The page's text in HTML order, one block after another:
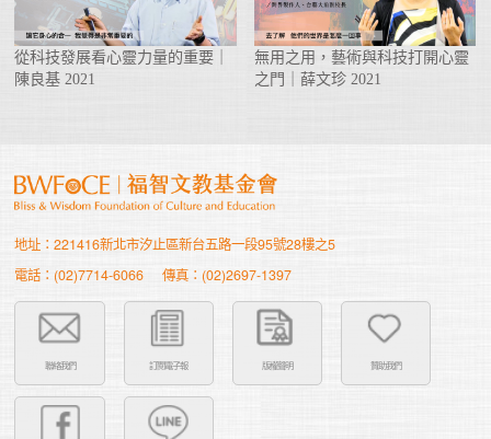
從科技發展看心靈力量的重要｜
陳良基 2021
無用之用，藝術與科技打開心靈
之門｜薛文珍 2021
地址：221416新北市汐止區新台五路一段95號28樓之5
電話：(02)7714-6066
傳真：(02)2697-1397
聯絡我們 訂閱電子報 版權聲明 贊助我們